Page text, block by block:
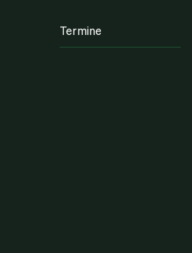
Termine